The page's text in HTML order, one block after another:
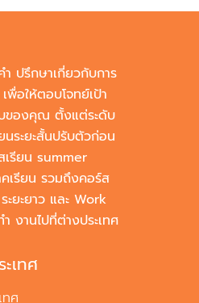
ำ ปรึกษาเกี่ยวกับการ
พื่อให้ตอบโจทย์เป้า
ของคุณ ตั้งแต่ระดับ
ระยะสั้นปรับตัวก่อน
เรียน summer
เรียน รวมถึงคอร์ส
ะยะยาว และ Work
งานไปที่ต่างประเทศ
เทศ
ทศ